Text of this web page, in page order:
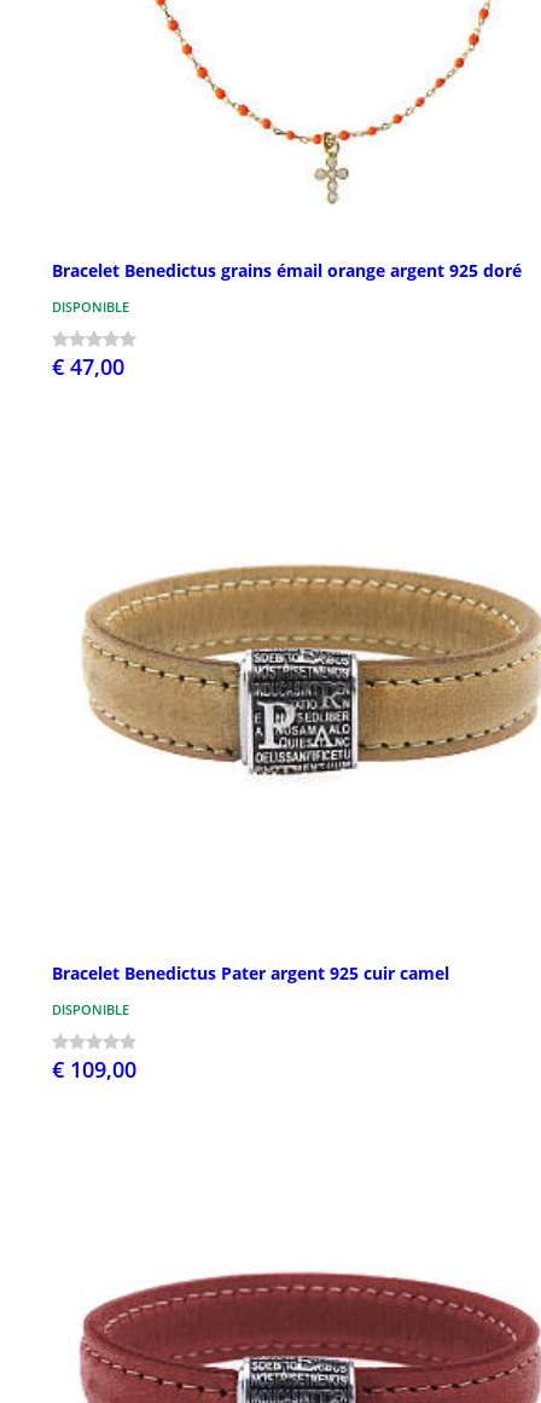
Bracelet Benedictus grains émail orange argent 925 doré
DISPONIBLE
€ 47,00
Bracelet Benedictus Pater argent 925 cuir camel
DISPONIBLE
€ 109,00